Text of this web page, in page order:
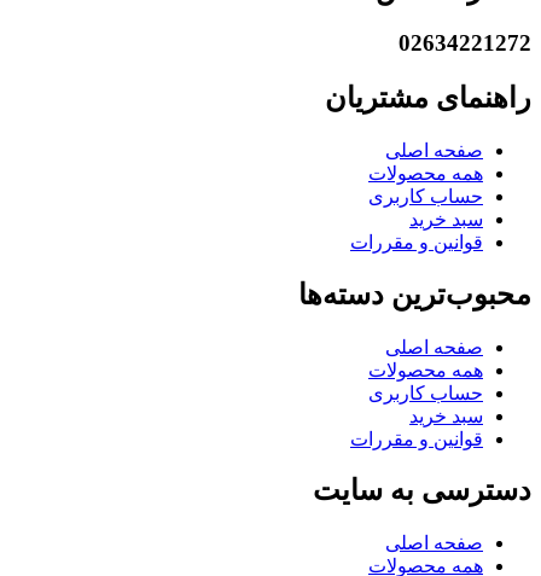
02634221272
راهنمای مشتریان
صفحه اصلی
همه محصولات
حساب کاربری
سبد خرید
قوانین و مقررات
محبوب‌ترین دسته‌ها
صفحه اصلی
همه محصولات
حساب کاربری
سبد خرید
قوانین و مقررات
دسترسی به سایت
صفحه اصلی
همه محصولات